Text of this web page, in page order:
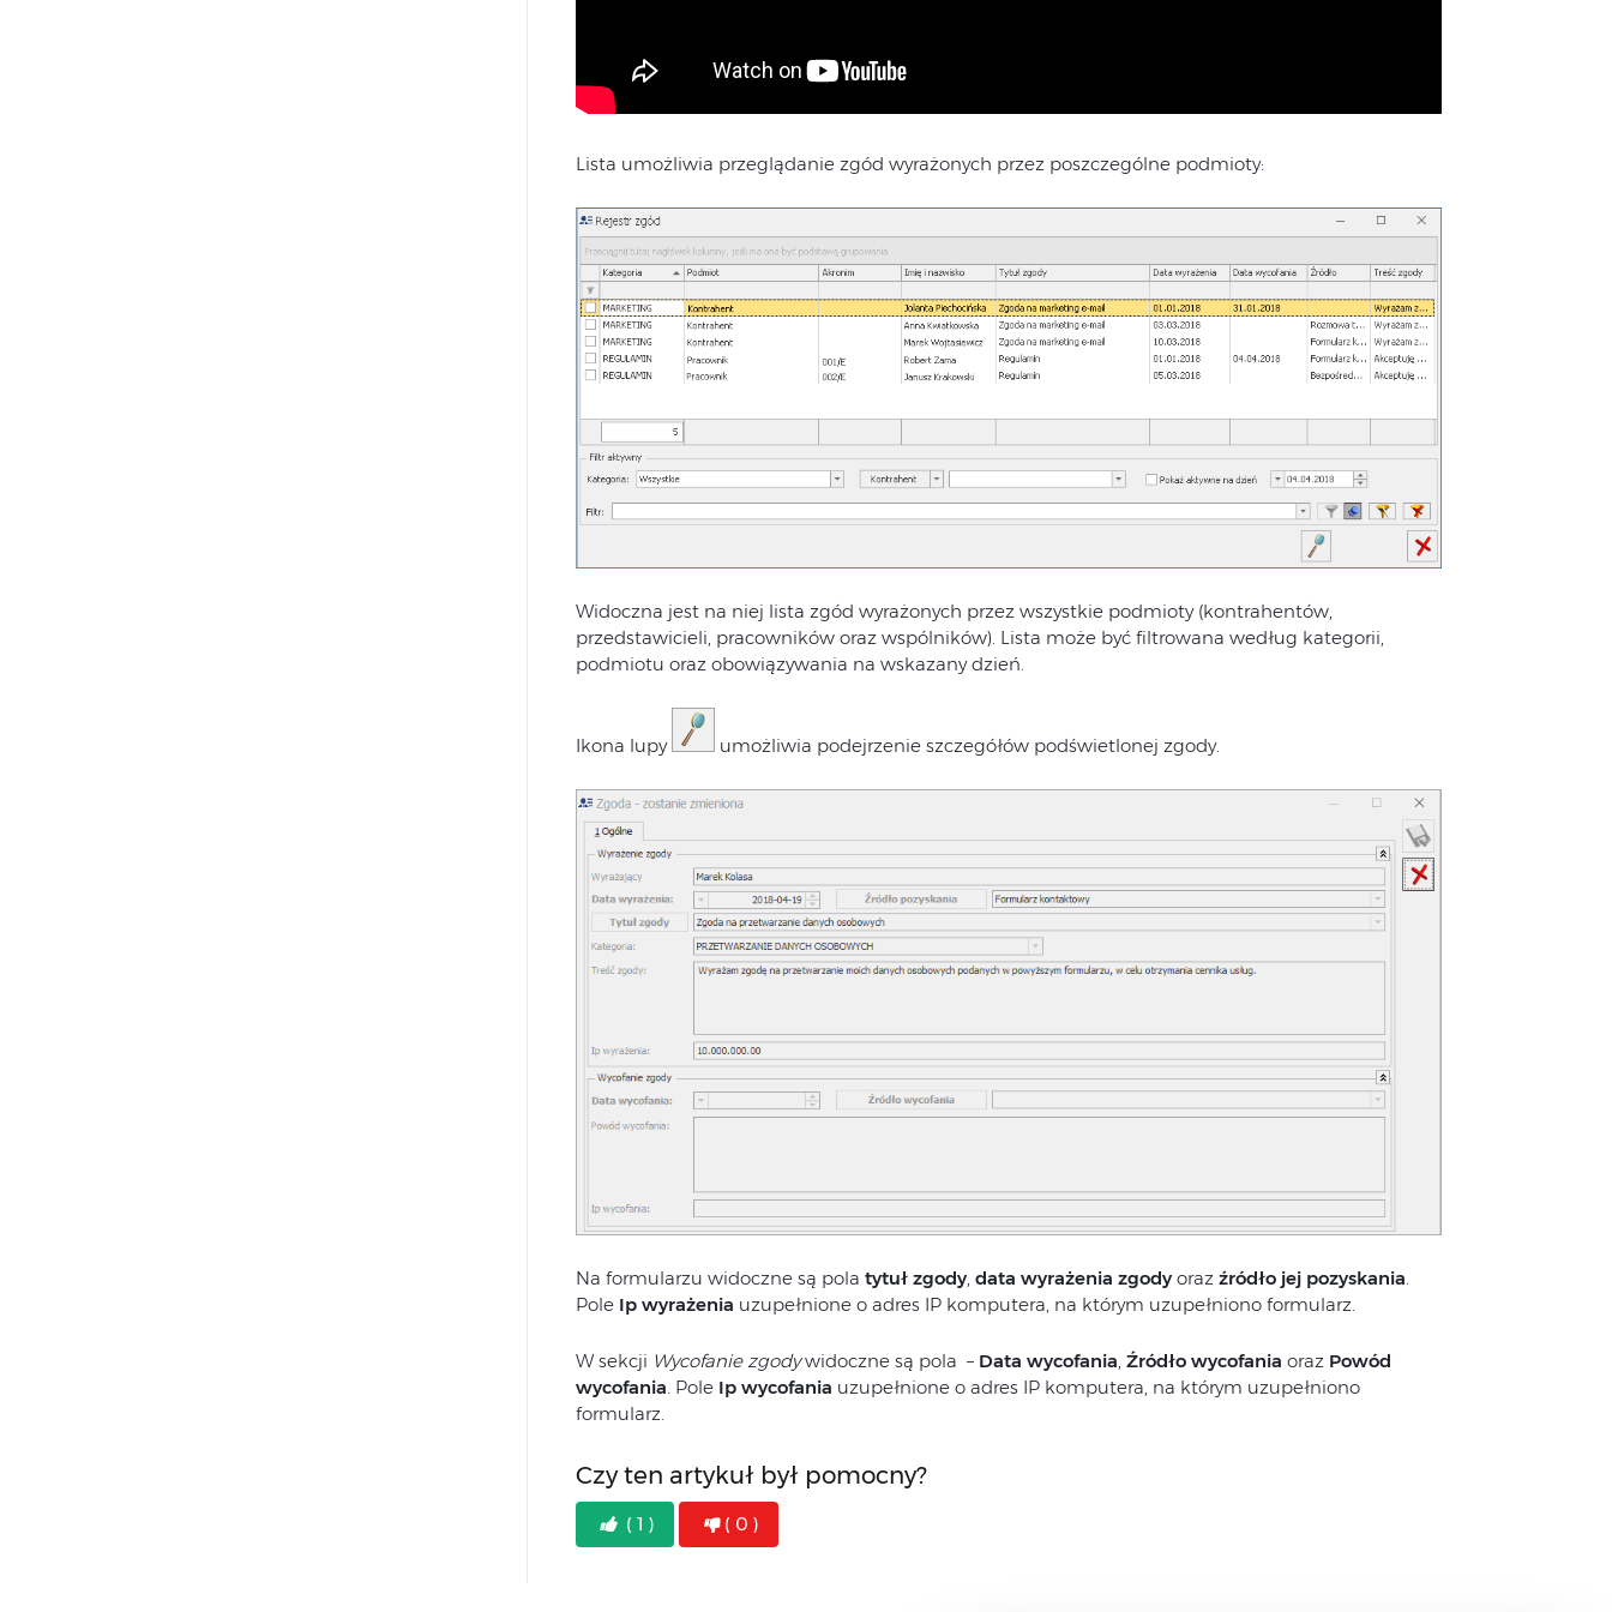
Lista umożliwia przeglądanie zgód wyrażonych przez poszczególne podmioty:
Widoczna jest na niej lista zgód wyrażonych przez wszystkie podmioty (kontrahentów,
przedstawicieli, pracowników oraz wspólników). Lista może być filtrowana według kategorii,
podmiotu oraz obowiązywania na wskazany dzień.
Ikona lupy umożliwia podejrzenie szczegółów podświetlonej zgody.
Na formularzu widoczne są pola tytuł zgody, data wyrażenia zgodyoraz źródło jej pozyskania
Pole Ip wyrażenia uzupełnione o adres IP komputera, na którym uzupełniono formularz.
W sekcji Wycofanie zgodywidoczne są pola – Data wycofania Źródło wycofania oraz Powód
wycofania . Pole Ip wycofania uzupełnione o adres IP komputera, na którym uzupełniono
formularz.
Czy ten artykuł był pomocny?
( 1 ) ( 0 )